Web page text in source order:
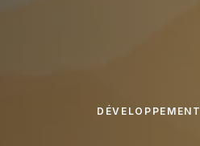
DÉVELOPPEMENT